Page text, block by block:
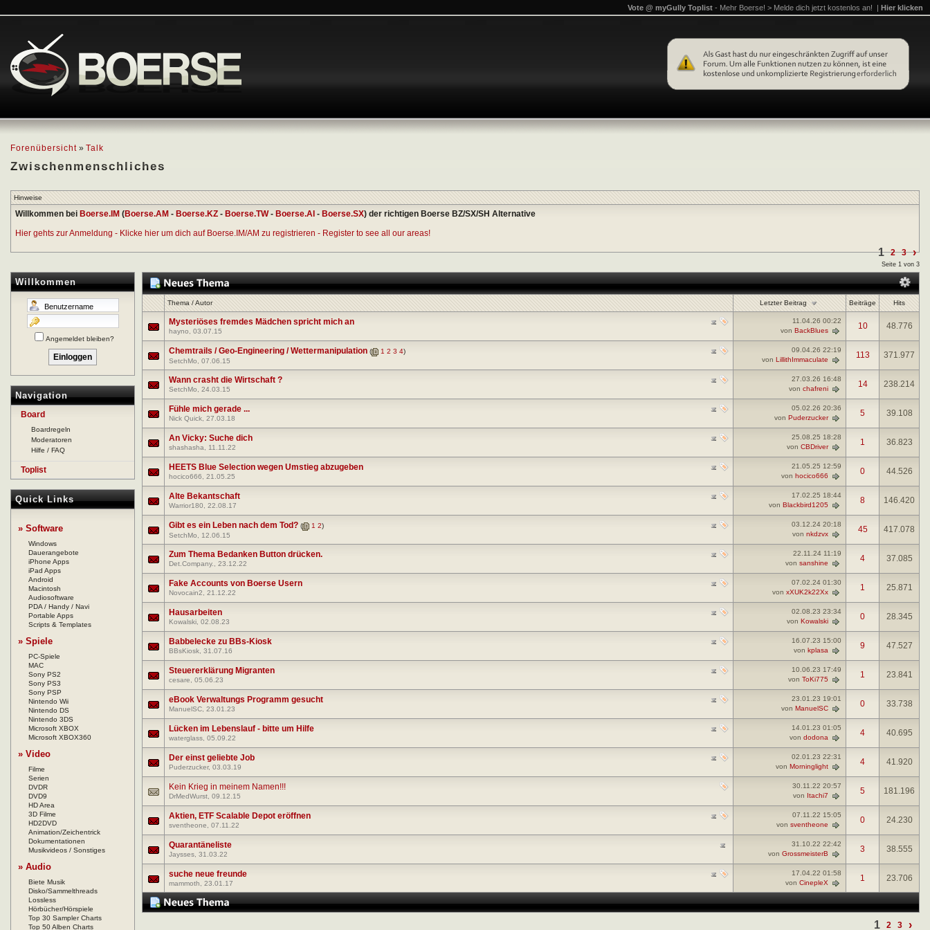
Forenübersicht » Talk
Zwischenmenschliches
Vote @ myGully Toplist - Mehr Boerse! > Melde dich jetzt kostenlos an! | Hier klicken
Hinweise
Willkommen bei Boerse.IM (Boerse.AM - Boerse.KZ - Boerse.TW- Boerse.AI - Boerse.SX) der richtigen Boerse BZ/SX/SH Alternative
Hier gehts zur Anmeldung - Klicke hier um dich auf Boerse.IM/AM zu registrieren - Register to see all our areas!
Willkommen
Angemeldet bleiben?
Navigation
Board
Boardregeln
Moderatoren
Hilfe / FAQ
Toplist
Quick Links
» Software
Windows
Dauerangebote
iPhone Apps
iPad Apps
Android
Macintosh
Audiosoftware
PDA / Handy / Navi
Portable Apps
Scripts & Templates
» Spiele
PC-Spiele
MAC
Sony PS2
Sony PS3
Sony PSP
Nintendo Wii
Nintendo DS
Nintendo 3DS
Microsoft XBOX
Microsoft XBOX360
» Video
Filme
Serien
DVDR
DVD9
HD Area
3D Filme
HD2DVD
Animation/Zeichentrick
Dokumentationen
Musikvideos / Sonstiges
» Audio
Biete Musik
Disko/Sammelthreads
Lossless
Hörbücher/Hörspiele
Top 30 Sampler Charts
Top 50 Alben Charts
1 2 3 ›
Seite 1 von 3
Thema/Autor Letzter Beitrag Beiträge Hits
Mysteriöses fremdes Mädchen spricht mich an
hayno, 03.07.15
11.04.26 00:22
von BackBlues 10 48.776
Chemtrails / Geo-Engineering / Wettermanipulation ( 1 2 3 4)
SetchMo , 07.06.15
09.04.26 22:19
von LillithImmaculate 113 371.977
Wann crasht die Wirtschaft ?
SetchMo, 24.03.15
27.03.26 16:48
von chafreni 14 238.214
Fühle mich gerade ...
Nick Quick, 27.03.18
05.02.26 20:36
von Puderzucker 5 39.108
An Vicky: Suche dich
shashasha, 11.11.22
25.08.25 18:28
von CBDriver 1 36.823
HEETS Blue Selection wegen Umstieg abzugeben
hocico666, 21.05.25
21.05.25 12:59
von hocico666 0 44.526
Alte Bekantschaft
Warrior180, 22.08.17
17.02.25 18:44
von Blackbird1205 8 146.420
Gibt es ein Leben nach dem Tod? ( 1 2)
SetchMo , 12.06.15
03.12.24 20:18
von nkdzvx 45 417.078
Zum Thema Bedanken Button drücken.
Det.Company., 23.12.22
22.11.24 11:19
von sanshine 4 37.085
Fake Accounts von Boerse Usern
Novocain2, 21.12.22
07.02.24 01:30
von xXUK2k22Xx 1 25.871
Hausarbeiten
Kowalski, 02.08.23
02.08.23 23:34
von Kowalski 0 28.345
Babbelecke zu BBs-Kiosk
BBsKiosk, 31.07.16
16.07.23 15:00
von kplasa 9 47.527
Steuererklärung Migranten
cesare, 05.06.23
10.06.23 17:49
von ToKi775 1 23.841
eBook Verwaltungs Programm gesucht
ManuelSC, 23.01.23
23.01.23 19:01
von ManuelSC 0 33.738
Lücken im Lebenslauf - bitte um Hilfe
waterglass, 05.09.22
14.01.23 01:05
von dodona 4 40.695
Der einst geliebte Job
Puderzucker, 03.03.19
02.01.23 22:31
von Morninglight 4 41.920
Kein Krieg in meinem Namen!!!
DrMedWurst, 09.12.15
30.11.22 20:57
von Itachi7 5 181.196
Aktien, ETF Scalable Depot eröffnen
sventheone, 07.11.22
07.11.22 15:05
von sventheone 0 24.230
Quarantäneliste
Jaysses, 31.03.22
31.10.22 22:42
von GrossmeisterB 3 38.555
suche neue freunde
mammoth, 23.01.17
17.04.22 01:58
von CinepleX 1 23.706
1 2 3 ›